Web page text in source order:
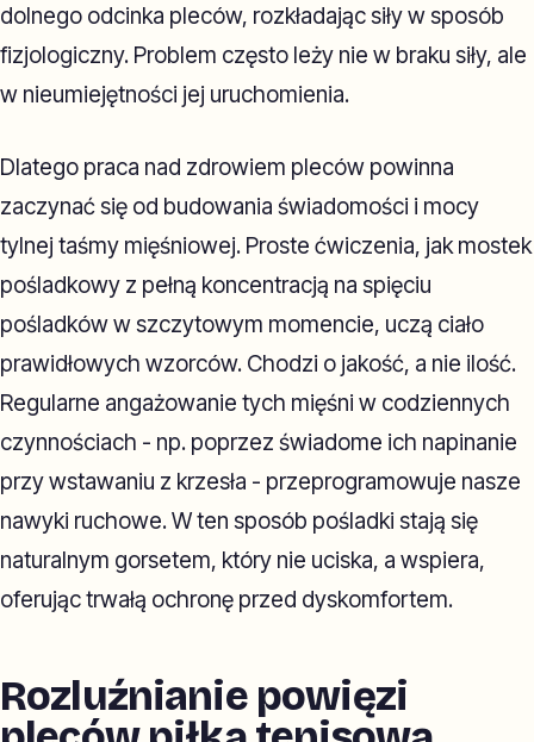
dolnego odcinka pleców, rozkładając siły w sposób
fizjologiczny. Problem często leży nie w braku siły, ale
w nieumiejętności jej uruchomienia.
Dlatego praca nad zdrowiem pleców powinna
zaczynać się od budowania świadomości i mocy
tylnej taśmy mięśniowej. Proste ćwiczenia, jak mostek
pośladkowy z pełną koncentracją na spięciu
pośladków w szczytowym momencie, uczą ciało
prawidłowych wzorców. Chodzi o jakość, a nie ilość.
Regularne angażowanie tych mięśni w codziennych
czynnościach - np. poprzez świadome ich napinanie
przy wstawaniu z krzesła - przeprogramowuje nasze
nawyki ruchowe. W ten sposób pośladki stają się
naturalnym gorsetem, który nie uciska, a wspiera,
oferując trwałą ochronę przed dyskomfortem.
Rozluźnianie powięzi